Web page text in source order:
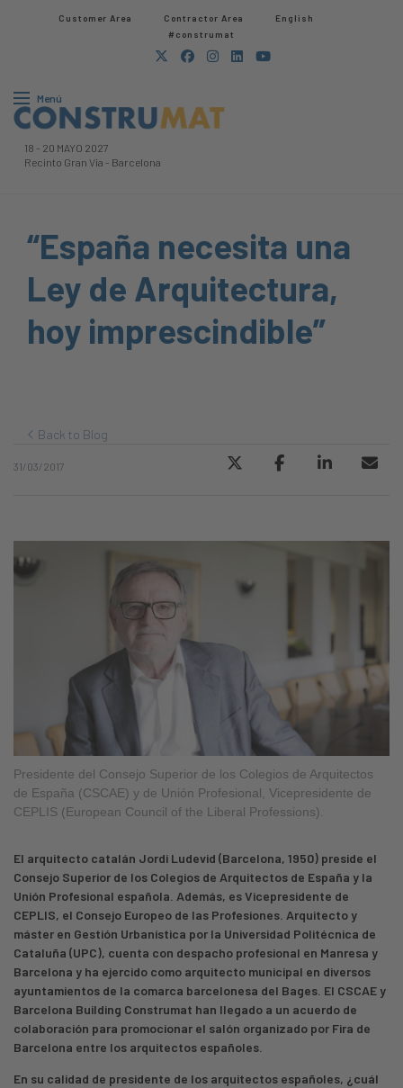
Customer Area Contractor Area​
English
#construmat
Menú
18 - 20 MAYO 2027
Recinto Gran Via - Barcelona
“España necesita una
Ley de Arquitectura,
hoy imprescindible”
Back to Blog
31/03/2017
Presidente del Consejo Superior de los Colegios de Arquitectos
de España (CSCAE) y de Unión Profesional, Vicepresidente de
CEPLIS (European Council of the Liberal Professions).
El arquitecto catalán Jordi Ludevid (Barcelona, 1950) preside el
Consejo Superior de los Colegios de Arquitectos de España y la
Unión Profesional española. Además, es Vicepresidente de
CEPLIS, el Consejo Europeo de las Profesiones. Arquitecto y
máster en Gestión Urbanística por la Universidad Politécnica de
Cataluña (UPC), cuenta con despacho profesional en Manresa y
Barcelona y ha ejercido como arquitecto municipal en diversos
ayuntamientos de la comarca barcelonesa del Bages. El CSCAE y
Barcelona Building Construmat han llegado a un acuerdo de
colaboración para promocionar el salón organizado por Fira de
Barcelona entre los arquitectos españoles.
En su calidad de presidente de los arquitectos españoles, ¿cuál